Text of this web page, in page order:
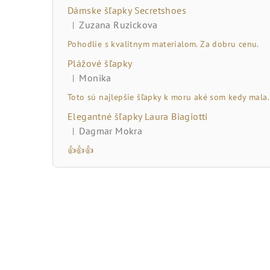
l
Dámske šľapky Secretshoes
Hodnotenie produktu je 5 z 5 hviezdičiek.
| Zuzana Ruzickova
Pohodlie s kvalitnym materialom. Za dobru cenu.
Plážové šľapky
Hodnotenie produktu je 5 z 5 hviezdičiek.
| Monika
Toto sú najlepšie šľapky k moru aké som kedy mala.
Elegantné šľapky Laura Biagiotti
Hodnotenie produktu je 5 z 5 hviezdičiek.
| Dagmar Mokra
👍👍👍